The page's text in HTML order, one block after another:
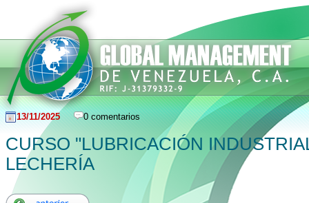
13/11/2025 0 comentarios
CURSO "LUBRICACIÓN
LECHERÍA